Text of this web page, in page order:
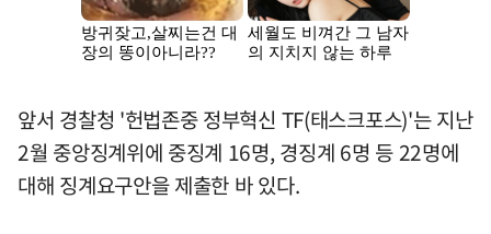
앞서 경찰청 '헌법존중 정부혁신 TF(태스크포스)'는 지난
2월 중앙징계위에 중징계 16명, 경징계 6명 등 22명에
대해 징계요구안을 제출한 바 있다.